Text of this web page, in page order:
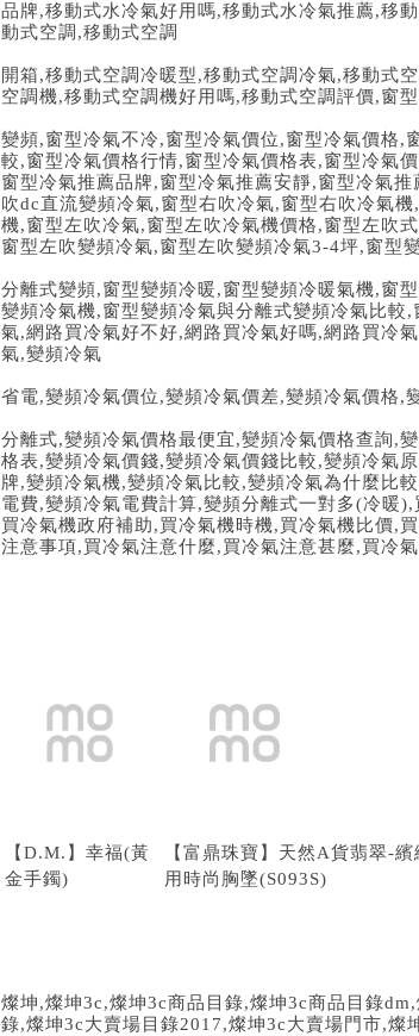
品牌,移動式水冷氣好用嗎,移動式水冷氣推薦,移
動式空調 ,移動式空調
開箱,移動式空調冷暖型,移動式空調冷氣,移動式
空調機,移動式空調機好用嗎,移動式空調評價,窗
變頻,窗型冷氣不冷,窗型冷氣價位,窗型冷氣價格,
較,窗型冷氣價格行情,窗型冷氣價格表,窗型冷氣
窗型冷氣推薦品牌,窗型冷氣推薦安靜,窗型冷氣推
吹dc直流變頻冷氣,窗型右吹冷氣,窗型右吹冷氣機,
機,窗型左吹冷氣,窗型左吹冷氣機價格,窗型左吹
窗型左吹變頻冷氣,窗型左吹變頻冷氣3-4坪,窗型
分離式變頻,窗型變頻冷暖,窗型變頻冷暖氣機,窗
變頻冷氣機,窗型變頻冷氣與分離式變頻冷氣比較,
氣,網路買冷氣好不好,網路買冷氣好嗎,網路買冷
氣,變頻冷氣
省電,變頻冷氣價位,變頻冷氣價差,變頻冷氣價格,
分離式,變頻冷氣價格最便宜,變頻冷氣價格查詢,
格表,變頻冷氣價錢,變頻冷氣價錢比較,變頻冷氣
牌,變頻冷氣機,變頻冷氣比較,變頻冷氣為什麼比
電費,變頻冷氣電費計算,變頻分離式一對多(冷暖),
買冷氣機政府補助,買冷氣機時機,買冷氣機比價,
注意事項,買冷氣注意什麼,買冷氣注意甚麼,買冷
【D.M.】幸福(黃
金手鐲)
【富鼎珠寶】天然A貨翡翠-
用時尚胸墜(S093S)
燦坤,燦坤3c,燦坤3c商品目錄,燦坤3c商品目錄dm,
錄,燦坤3c大賣場目錄2017,燦坤3c大賣場門市,燦